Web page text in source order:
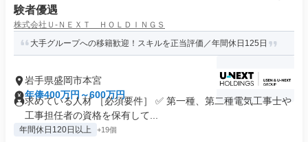
験者優遇
株式会社Ｕ‐ＮＥＸＴ ＨＯＬＤＩＮＧＳ
大手グループへの移籍歓迎！スキルを正当評価／年間休日125日
岩手県盛岡市本宮
年俸400万円～600万円
求めている人材 ［必須要件］ ✅ 第一種、第二種電気工事士や
工事担任者の資格を保有して...
年間休日120日以上 +19個